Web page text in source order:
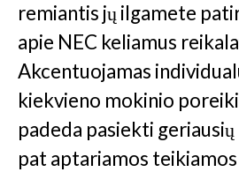
remiantis jų ilgamete
apie NEC keliamus
Akcentuojamas
kiekvieno mokinio
padeda pasiekti
pat aptariamos